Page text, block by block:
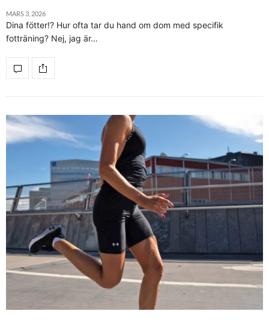
MARS 3, 2026
Dina fötter!? Hur ofta tar du hand om dom med specifik
fotträning? Nej, jag är…